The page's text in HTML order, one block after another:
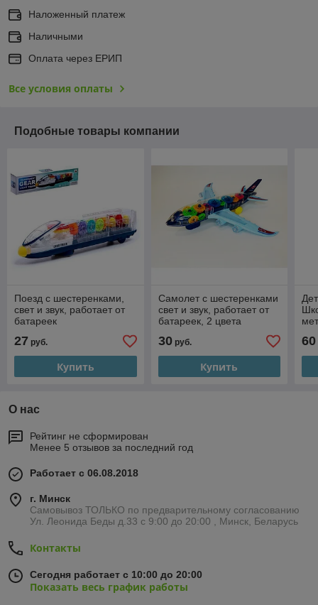
Наложенный платеж
Наличными
Оплата через ЕРИП
Все условия оплаты
Подобные товары компании
Поезд с шестеренками,
свет и звук, работает от
батареек
27 руб.
Купить
Самолет с шестеренками
свет и звук, работает от
батареек, 2 цвета
30руб.
Купить
60
О нас
Рейтинг не сформирован
Менее 5 отзывов за последний год
Работает с 06.08.2018
г. Минск
Самовывоз ТОЛЬКО по предварительному согласованию
Ул. Леонида Беды д.33 с 9:00 до 20:00 , Минск, Беларусь
Контакты
Сегодня работает с 10:00 до 20:00
Показать весь график работы